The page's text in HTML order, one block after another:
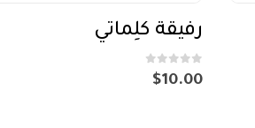
رفيقة كلِماتي
0
out of 5
$10.00